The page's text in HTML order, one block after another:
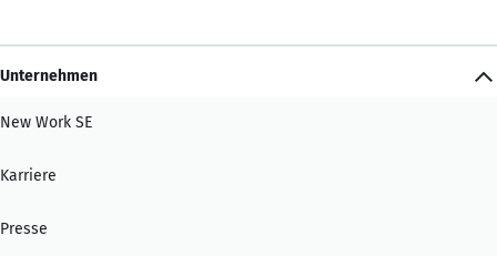
Unternehmen
New Work SE
Karriere
Presse